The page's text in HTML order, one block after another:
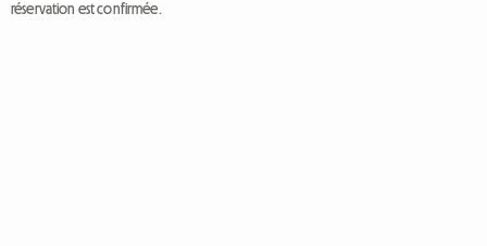
réservation est confirmée.